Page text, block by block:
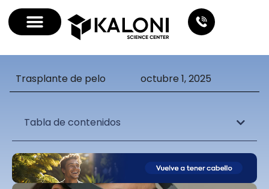
Trasplante de pelo octubre 1, 2025
Tabla de contenidos